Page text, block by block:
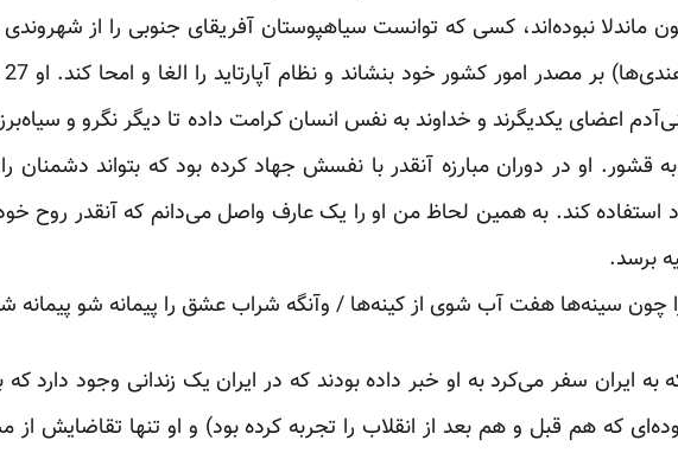
ماندلا نبوده‌اند، کسی که توانست سیاهپوستان آفریقای جنوبی را از
اعضای یکدیگرند و خداوند به نفس انسان کرامت داده تا دیگر نگرو و
به قشور. او در دوران مبارزه آنقدر با نفسش جهاد کرده بود که بتواند دشمنان
استفاده کند. به همین لحاظ من او را یک عارف واصل می‌دانم که آنقدر روح
برسد.
چون سینه‌ها هفت آب شوی از کینه‌ها / وآنگه شراب عشق را پیمانه شو پیمانه
به ایران سفر می‌کرد به او خبر داده بودند که در ایران یک زندانی وجود دارد
که هم قبل و هم بعد از انقلاب را تجربه کرده بود) و او تنها تقاضایش